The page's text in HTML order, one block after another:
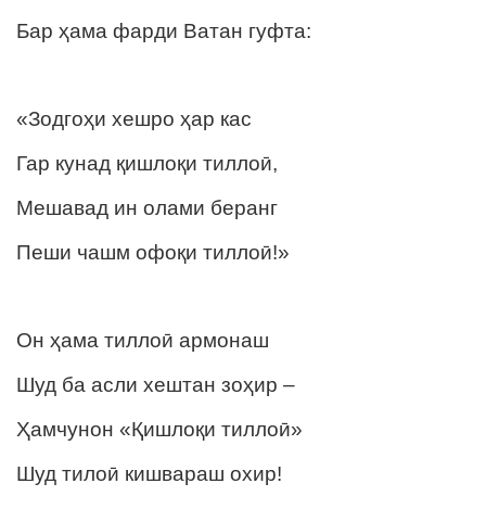
Бар ҳама фарди Ватан гуфта:
«Зодгоҳи хешро ҳар кас
Гар кунад қишлоқи тиллоӣ,
Мешавад ин олами беранг
Пеши чашм офоқи тиллоӣ!»
Он ҳама тиллоӣ армонаш
Шуд ба асли хештан зоҳир –
Ҳамчунон «Қишлоқи тиллоӣ»
Шуд тилоӣ кишвараш охир!